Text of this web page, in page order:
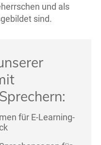
und als
sind.
für E-Learning-